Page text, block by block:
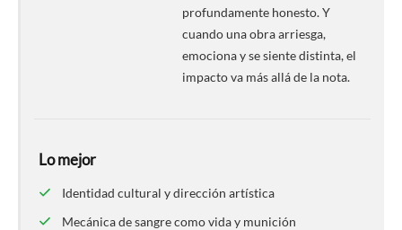
profundamente honesto. Y
cuando una obra arriesga,
emociona y se siente distinta, el
impacto va más allá de la nota.
Lo mejor
Identidad cultural y dirección artística
Mecánica de sangre como vida y munición